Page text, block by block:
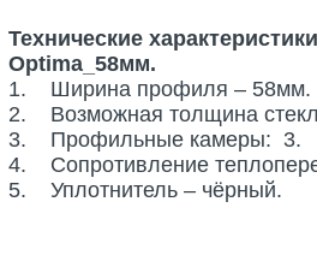
Технические
Optima_58мм.
1. Ширина профиля – 58мм.
2. Возможная толщина
3. Профильные камеры: 3.
4. Сопротивление
5. Уплотнитель – чёрный.